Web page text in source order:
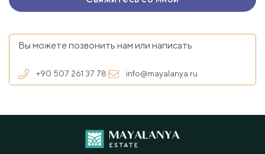
Вы можете позвонить нам или написать
+90 507 261 37 78 info@mayalanya.ru